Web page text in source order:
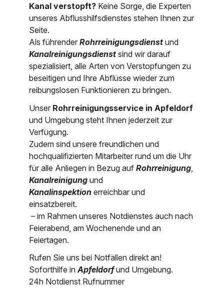
Saarland
Oberösterreich
Salzburg
Wien
Kontakt
Kanal verstopft? Keine Sorge, die Experten
unseres Abflusshilfsdienstes stehen Ihnen zur
Seite.
Als führenderRohrreinigungsdienst und
Kanalreinigungsdienst sind wir darauf
spezialisiert, alle Arten von Verstopfungen zu
beseitigen und Ihre Abflüsse wieder zum
reibungslosen Funktionieren zu bringen.
Unser Rohrreinigungsservice in Apfeldorf
und Umgebung steht Ihnen jederzeit zur
Verfügung.
Zudem sind unsere freundlichen und
hochqualifizierten Mitarbeiter rund um die Uhr
für alle Anliegen in Bezug aufRohrreinigung
Kanalreinigung und
Kanalinspektion erreichbar und
einsatzbereit.
– im Rahmen unseres Notdienstes auch nach
Feierabend, am Wochenende und an
Feiertagen.
Rufen Sie uns bei Notfällen direkt an!
Soforthilfe inApfeldorfund Umgebung.
24h Notdienst Rufnummer